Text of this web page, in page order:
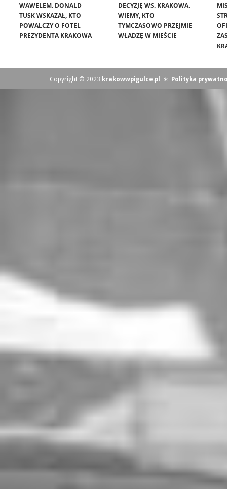
WAWELEM. DONALD
TUSK WSKAZAŁ, KTO
POWALCZY O FOTEL
PREZYDENTA KRAKOWA
DECYZJĘ WS. KRAKOWA.
WIEMY, KTO
TYMCZASOWO PRZEJMIE
WŁADZĘ W MIEŚCIE
Copyright © 2023 krakowwpigulce.pl ∗ Polityka